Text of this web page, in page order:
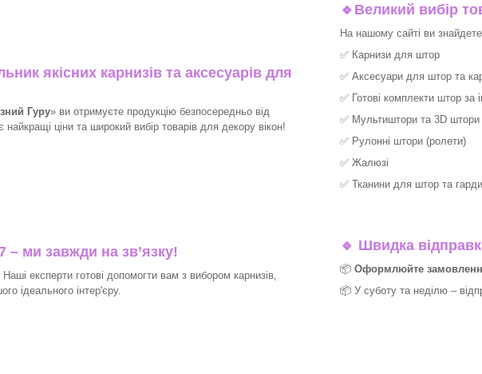
якісних карнизів та аксесуарів для
Гуру» ви отримуєте продукцію безпосередньо від
ціни та широкий вибір товарів для декору вікон!​
🔹 Великий вибір
На нашому сайті ви
✅ Карнизи для штор
✅ Аксесуари для штор та
✅ Готові комплекти штор за
✅ Мультиштори та 3D штори
✅ Рулонні штори (ролети)
✅ Жалюзі
✅ Тканини для штор та
– ми завжди на зв’язку!
експерти готові допомогти вам з вибором карнизів,
ідеального інтер'єру.​
🔹 Швидка
📦 Оформлюйте
📦 У суботу та неділю –